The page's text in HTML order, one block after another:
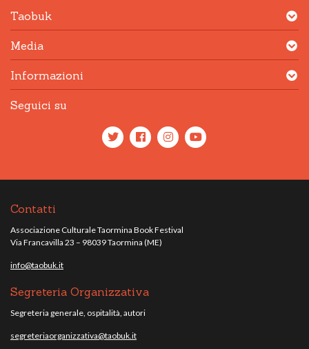
Taobuk
Media
Informazioni
Seguici su
Contatti
Associazione Culturale Taormina Book Festival
Via Francavilla 23 – 98039 Taormina (ME)
info@taobuk.it
Segreteria Organizzativa
Segreteria generale, ospitalità, autori
segreteriaorganizzativa@taobuk.it